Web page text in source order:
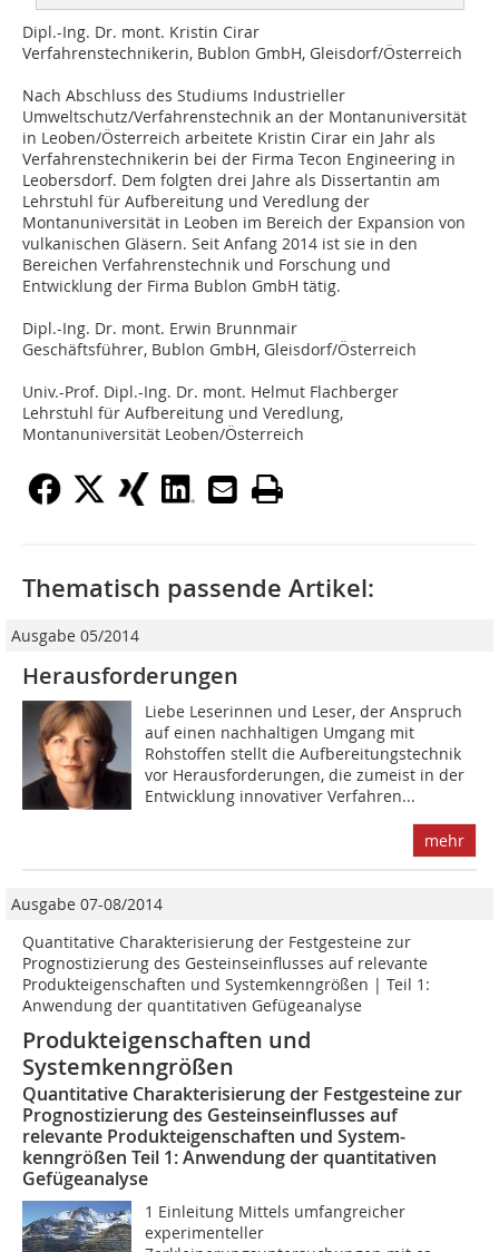
Dipl.-Ing. Dr. mont. Kristin Cirar
Verfahrenstechnikerin, Bublon GmbH, Gleisdorf/Österreich
Nach Abschluss des Studiums Industrieller
Umweltschutz/Verfahrenstechnik an der Montanuniversität
in Leoben/Österreich arbeitete Kristin Cirar ein Jahr als
Verfahrenstechnikerin bei der Firma Tecon Engineering in
Leobersdorf. Dem folgten drei Jahre als Dissertantin am
Lehrstuhl für Aufbereitung und Veredlung der
Montanuniversität in Leoben im Bereich der Expansion von
vulkanischen Gläsern. Seit Anfang 2014 ist sie in den
Bereichen Verfahrenstechnik und Forschung und
Entwicklung der Firma Bublon GmbH tätig.
Dipl.-Ing. Dr. mont. Erwin Brunnmair
Geschäftsführer, Bublon GmbH, Gleisdorf/Österreich
Univ.-Prof. Dipl.-Ing. Dr. mont. Helmut Flachberger
Lehrstuhl für Aufbereitung und Veredlung,
Montanuniversität Leoben/Österreich
Thematisch passende Artikel:
Ausgabe 05/2014
Herausforderungen
Liebe Leserinnen und Leser, der Anspruch
auf einen nachhaltigen Umgang mit
Rohstoffen stellt die Aufbereitungstechnik
vor Herausforderungen, die zumeist in der
Entwicklung innovativer Verfahren...
mehr
Ausgabe 07-08/2014
Quantitative Charakterisierung der Festgesteine zur
Prognostizierung des Gesteinseinflusses auf relevante
Produkteigenschaften und System­kenngrößen | Teil 1:
Anwendung der quantitativen Gefügeanalyse
Produkteigenschaften und
Systemkenngrößen
Quantitative Charakterisierung der Festgesteine zur
Prognostizierung des Gesteinseinflusses auf
relevante Produkteigenschaften und System­
kenngrößen Teil 1: Anwendung der quantitativen
Gefügeanalyse
1 Einleitung Mittels umfangreicher
experimenteller